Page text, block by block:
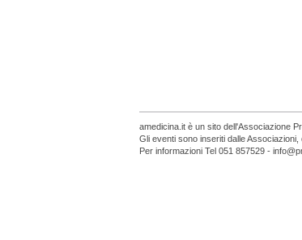
amedicina.it è un sito dell'Associazione
Gli eventi sono inseriti dalle
Per informazioni Tel 051 857529 -